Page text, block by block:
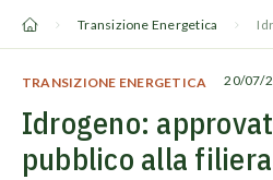
Transizione Energetica
TRANSIZIONE ENERGETICA 20/07/
Idrogeno:
pubblico alla filiera